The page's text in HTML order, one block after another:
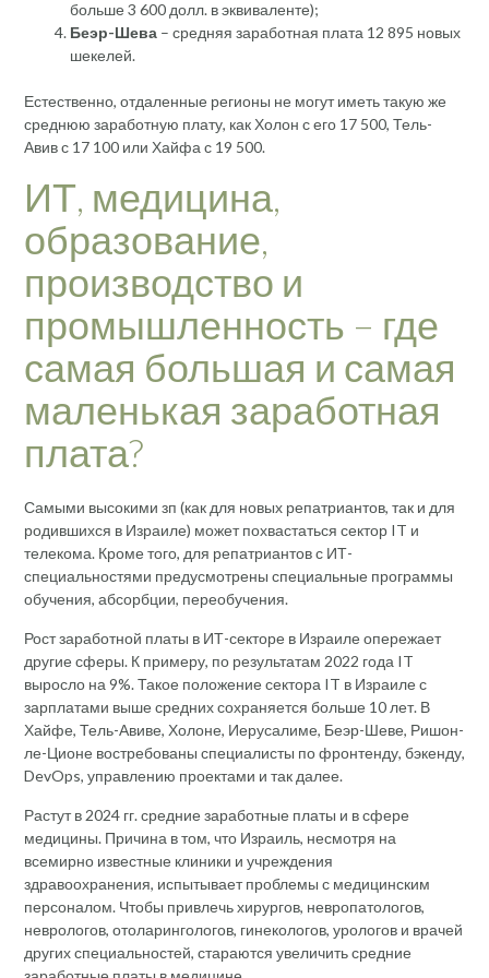
больше 3 600 долл. в эквиваленте);
Беэр-Шева – средняя заработная плата 12 895 новых
шекелей.
Естественно, отдаленные регионы не могут иметь такую же
среднюю заработную плату, как Холон с его 17 500, Тель-
Авив с 17 100 или Хайфа с 19 500.
ИТ, медицина,
образование,
производство и
промышленность – где
самая большая и самая
маленькая заработная
плата?
Самыми высокими зп (как для новых репатриантов, так и для
родившихся в Израиле) может похвастаться сектор IT и
телекома. Кроме того, для репатриантов с ИТ-
специальностями предусмотрены специальные программы
обучения, абсорбции, переобучения.
Рост заработной платы в ИТ-секторе в Израиле опережает
другие сферы. К примеру, по результатам 2022 года IT
выросло на 9%. Такое положение сектора IT в Израиле с
зарплатами выше средних сохраняется больше 10 лет. В
Хайфе, Тель-Авиве, Холоне, Иерусалиме, Беэр-Шеве, Ришон-
ле-Ционе востребованы специалисты по фронтенду, бэкенду,
DevOps, управлению проектами и так далее.
Растут в 2024 гг. средние заработные платы и в сфере
медицины. Причина в том, что Израиль, несмотря на
всемирно известные клиники и учреждения
здравоохранения, испытывает проблемы с медицинским
персоналом. Чтобы привлечь хирургов, невропатологов,
неврологов, отоларингологов, гинекологов, урологов и врачей
других специальностей, стараются увеличить средние